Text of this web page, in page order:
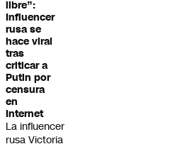
libre”:
Influencer
rusa se
hace viral
tras
criticar a
Putin por
censura
en
Internet
La influencer
rusa Victoria